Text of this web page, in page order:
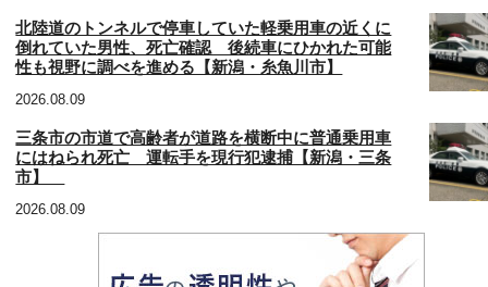
北陸道のトンネルで停車していた軽乗用車の近くに
倒れていた男性、死亡確認 後続車にひかれた可能
性も視野に調べを進める【新潟・糸魚川市】
2026.08.09
三条市の市道で高齢者が道路を横断中に普通乗用車
にはねられ死亡 運転手を現行犯逮捕【新潟・三条
市】
2026.08.09